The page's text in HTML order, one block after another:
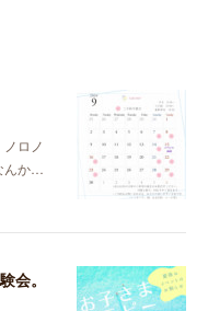
ロノ
んか…
会。